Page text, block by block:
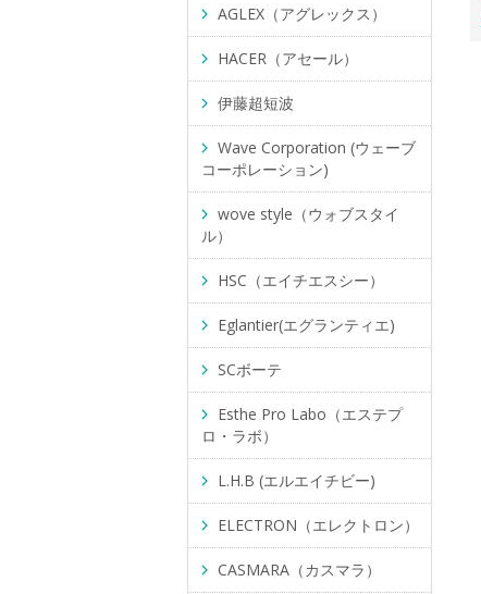
AGLEX（アグレックス）
HACER（アセール）
伊藤超短波
Wave Corporation (ウェーブ
コーポレーション)
wove style（ウォブスタイ
ル）
HSC（エイチエスシー）
Eglantier(エグランティエ)
SCボーテ
Esthe Pro Labo（エステプ
ロ・ラボ）
L.H.B (エルエイチビー)
ELECTRON（エレクトロン）
CASMARA（カスマラ）